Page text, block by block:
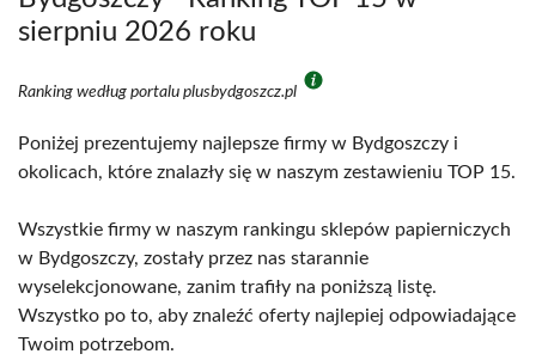
sierpniu 2026 roku
Ranking według portalu plusbydgoszcz.pl
Poniżej prezentujemy najlepsze firmy w Bydgoszczy i
okolicach, które znalazły się w naszym zestawieniu TOP 15.
Wszystkie firmy w naszym rankingu sklepów papierniczych
w Bydgoszczy, zostały przez nas starannie
wyselekcjonowane, zanim trafiły na poniższą listę.
Wszystko po to, aby znaleźć oferty najlepiej odpowiadające
Twoim potrzebom.